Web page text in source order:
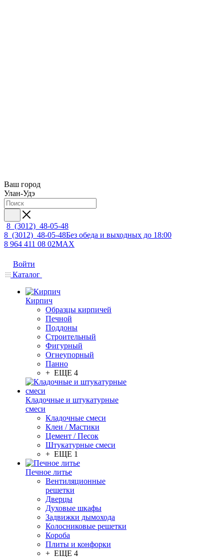
Ваш город
Улан-Удэ
8 (3012) 48-05-48
8 (3012) 48-05-48Без обеда и выходных до 18:00
8 964 411 08 02MAX
Войти
Каталог
Кирпич
Образцы кирпичей
Печной
Поддоны
Строительный
Фигурный
Огнеупорный
Панно
+ ЕЩЕ 4
Кладочные и штукатурные
смеси
Кладочные смеси
Клеи / Мастики
Цемент / Песок
Штукатурные смеси
+ ЕЩЕ 1
Печное литье
Вентиляционные
решетки
Дверцы
Духовые шкафы
Задвижки дымохода
Колосниковые решетки
Короба
Плиты и конфорки
+ ЕЩЕ 4